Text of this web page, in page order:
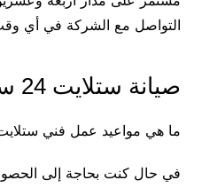
التواصل مع الشركة في أي
صيانة ستلايت 24 ساعة
ما هي مواعيد عمل فني
في حال كنت بحاجة إلى